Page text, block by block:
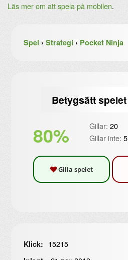
Läs mer om att spela på mobilen.
Spel › Strategi › Pocket Ninja
Betygsätt spelet
80% Gillar: 20
Gillar inte: 5
Gilla spelet
Klick: 15215